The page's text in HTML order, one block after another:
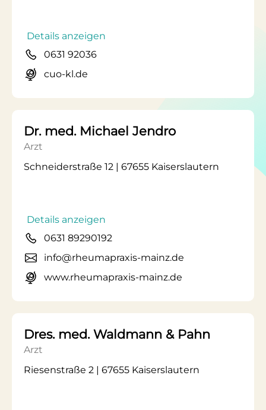
Details anzeigen
0631 92036
cuo-kl.de
Dr. med. Michael Jendro
Arzt
Schneiderstraße 12 | 67655 Kaiserslautern
Details anzeigen
0631 89290192
info@rheumapraxis-mainz.de
www.rheumapraxis-mainz.de
Dres. med. Waldmann & Pahn
Arzt
Riesenstraße 2 | 67655 Kaiserslautern